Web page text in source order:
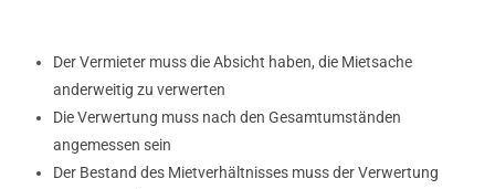
Der Vermieter muss die Absicht haben, die Mietsache
anderweitig zu verwerten
Die Verwertung muss nach den Gesamtumständen
angemessen sein
Der Bestand des Mietverhältnisses muss der Verwertung